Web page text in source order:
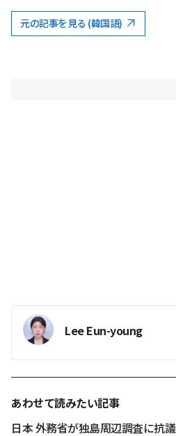
元の記事を見る (韓国語)
Lee Eun-young
あわせて読みたい記事
日本 外務省が独島周辺調査に抗議